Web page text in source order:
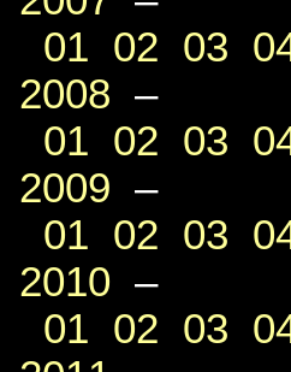
01 02 03
2008 –
01 02 03
2009 –
01 02 03
2010 –
01 02 03